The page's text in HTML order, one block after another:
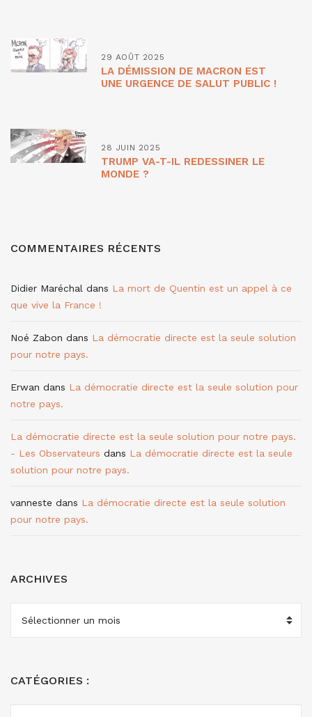
29 AOÛT 2025
LA DÉMISSION DE MACRON EST
UNE URGENCE DE SALUT PUBLIC !
28 JUIN 2025
TRUMP VA-T-IL REDESSINER LE
MONDE ?
COMMENTAIRES RÉCENTS
Didier Maréchal dans La mort de Quentin est un appel à ce
que vive la France !
Noé Zabon dans La démocratie directe est la seule solution
pour notre pays.
Erwan dans La démocratie directe est la seule solution pour
notre pays.
La démocratie directe est la seule solution pour notre pays.
- Les Observateurs dans La démocratie directe est la seule
solution pour notre pays.
vanneste dans La démocratie directe est la seule solution
pour notre pays.
ARCHIVES
CATÉGORIES :